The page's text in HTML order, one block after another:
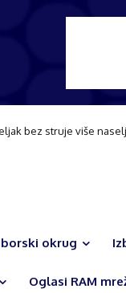
bez struje više
bez letnje pauze:
okrug
Oglasi RAM